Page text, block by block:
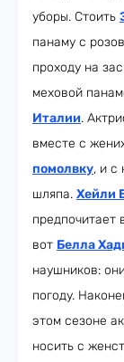
уборы. Стоить
панаму с
проходу на
меховой
Италии.
вместе с
помолвку, и с
шляпа. Хейли
предпочитает
вот Белла
наушников:
погоду.
этом сезоне
носить с